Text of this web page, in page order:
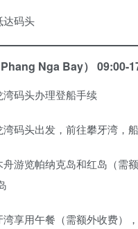
达码头
Nga Bay） 09:00-
湾码头办理登船手续
湾码头出发，前往攀牙湾，
舟游览帕纳克岛和红岛（需
湾享用午餐（需额外收费）